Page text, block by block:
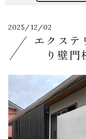
2025/12/02
エクス
り壁門